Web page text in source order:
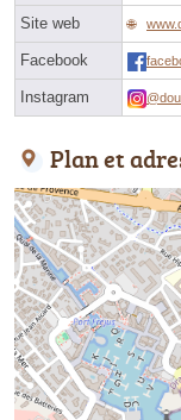
Site web
Facebook
Instagram
Plan et